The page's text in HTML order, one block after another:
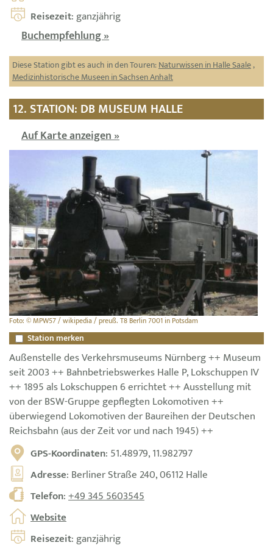
Reisezeit: ganzjährig
Buchempfehlung »
Diese Station gibt es auch in den Touren:Naturwissen in Halle Saale,
Medizinhistorische Museen in Sachsen Anhalt
12. STATION: DB MUSEUM HALLE
Auf Karte anzeigen »
Foto: © MPW57 / wikipedia / preuß. T8 Berlin 7001 in Potsdam
Station merken
Außenstelle des Verkehrsmuseums Nürnberg ++ Museum
seit 2003 ++ Bahnbetriebswerkes Halle P, Lokschuppen IV
++ 1895 als Lokschuppen 6 errichtet ++ Ausstellung mit
von der BSW-Gruppe gepflegten Lokomotiven ++
überwiegend Lokomotiven der Baureihen der Deutschen
Reichsbahn (aus der Zeit vor und nach 1945) ++
GPS-Koordinaten: 51.48979, 11.982797
Adresse: Berliner Straße 240, 06112 Halle
Telefon:+49 345 5603545
Website
Reisezeit: ganzjährig